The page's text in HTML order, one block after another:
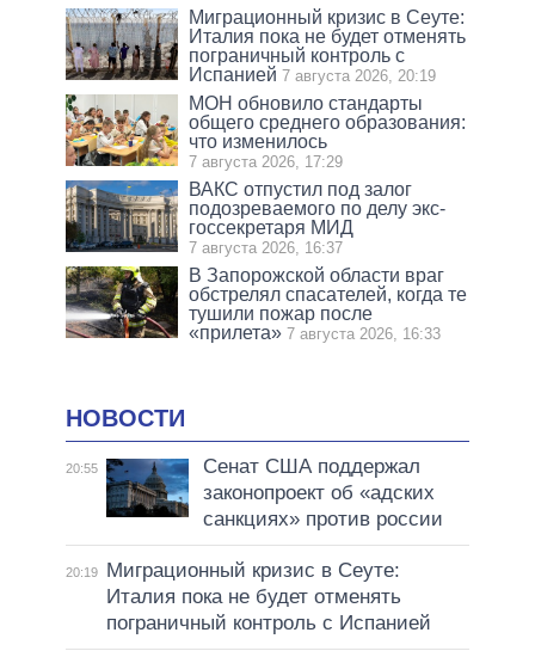
Миграционный кризис в Сеуте:
Италия пока не будет отменять
пограничный контроль с
Испанией 7 августа 2026, 20:19
МОН обновило стандарты
общего среднего образования:
что изменилось
7 августа 2026, 17:29
ВАКС отпустил под залог
подозреваемого по делу экс-
госсекретаря МИД
7 августа 2026, 16:37
В Запорожской области враг
обстрелял спасателей, когда те
тушили пожар после
«прилета» 7 августа 2026, 16:33
НОВОСТИ
20:55
Сенат США поддержал
законопроект об «адских
санкциях» против россии
20:19
Миграционный кризис в Сеуте:
Италия пока не будет отменять
пограничный контроль с Испанией